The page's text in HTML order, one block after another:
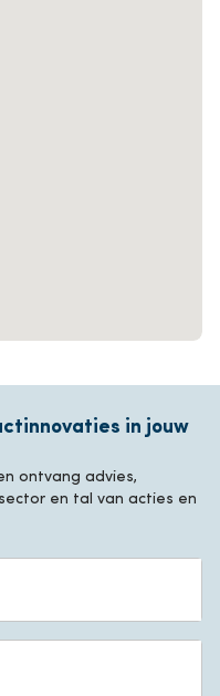
in jouw
ontvang advies,
en tal van acties en